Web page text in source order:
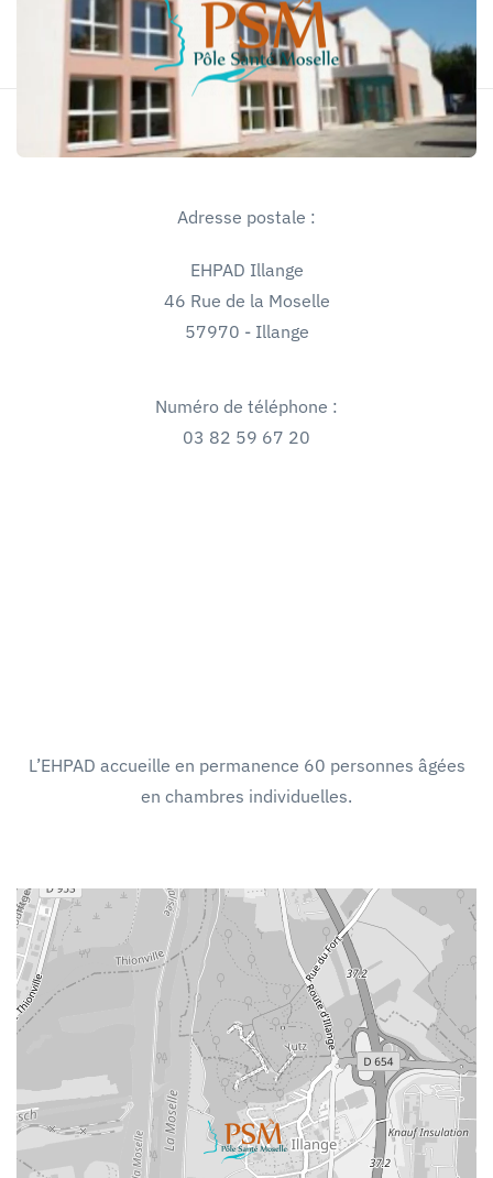
Skip
main
content
Adresse postale :
EHPAD Illange
46 Rue de la Moselle
57970 - Illange
Numéro de téléphone :
03 82 59 67 20
L’EHPAD accueille en permanence 60 personnes âgées
en chambres individuelles.